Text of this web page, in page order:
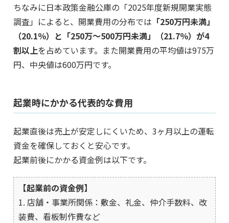
ちなみに日本政策金融公庫の「2025年度新規開業実態
調査」によると、開業費用の分布では 「250万円未満」
（20.1％）と「250万〜500万円未満」（21.7％）が4
割以上を占めています。また開業費用の平均値は975万
円、中央値は600万円です。
起業時にかかる代表的な費用
起業直後は売上が安定しにくいため、3ヶ月以上の運転
資金を確保しておくと安心です。
起業前後にかかる資金例は以下です。
【起業前の資金例】
1. 店舗・事業所関係：敷金、礼金、仲介手数料、改
装費、看板制作費など